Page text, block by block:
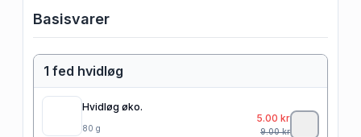
Basisvarer
1 fed hvidløg
Hvidløg øko.
80 g
5.00 kr
9.00kr